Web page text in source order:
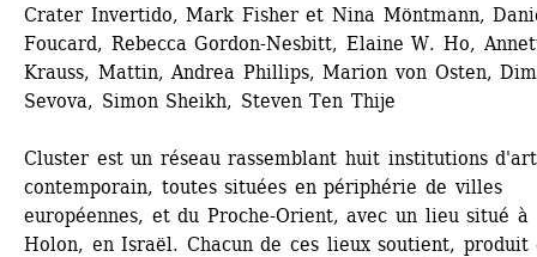
Crater Invertido, Mark Fisher et Nina Möntmann,
Foucard, Rebecca Gordon-Nesbitt, Elaine W. Ho,
Krauss, Mattin, Andrea Phillips, Marion von Osten,
Sevova, Simon Sheikh, Steven Ten Thije
Cluster est un réseau rassemblant huit institutions d'art
contemporain, toutes situées en périphérie de villes
européennes, et du Proche-Orient, avec un lieu situé à
Holon, en Israël. Chacun de ces lieux soutient, produit